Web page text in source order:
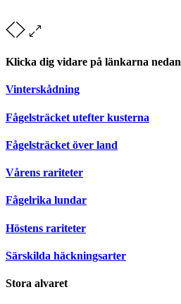
Klicka dig vidare på länkarna nedan
Vinterskådning
Fågelsträcket utefter kusterna
Fågelsträcket över land
Vårens rariteter
Fågelrika lundar
Höstens rariteter
Särskilda häckningsarter
Stora alvaret